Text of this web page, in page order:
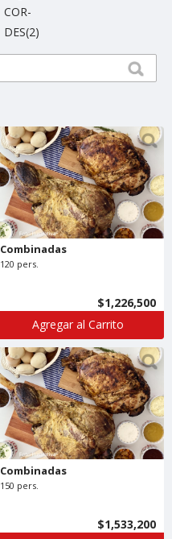
COR-
DES(2)
Combinadas
120 pers.
$1,226,500
Agregar al Carrito
Combinadas
150 pers.
$1,533,200